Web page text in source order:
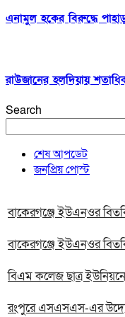
এনামুল হকের বিরুদ্ধে
রাউজানের হলদিয়ায়
Search
শেষ আপডেট
জনপ্রিয় পোস্ট
বাকেরগঞ্জে ইউএনওর
বাকেরগঞ্জে ইউএনওর
বিএম কলেজ ছাত্র
রংপুরে এসএসএস-এর